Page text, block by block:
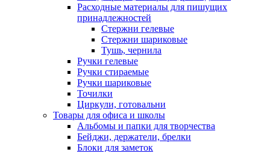
Расходные материалы для пишущих
принадлежностей
Стержни гелевые
Стержни шариковые
Тушь, чернила
Ручки гелевые
Ручки стираемые
Ручки шариковые
Точилки
Циркули, готовальни
Товары для офиса и школы
Альбомы и папки для творчества
Бейджи, держатели, брелки
Блоки для заметок